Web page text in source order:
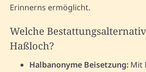
Erinnerns ermöglicht.
Welche
Haßloch?
Halbanonyme Beisetzung: Mit